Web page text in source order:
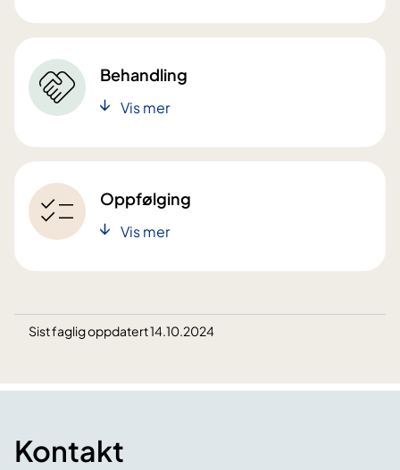
Behandling
Vis mer
Oppfølging
Vis mer
Sist faglig oppdatert 14.10.2024
Kontakt